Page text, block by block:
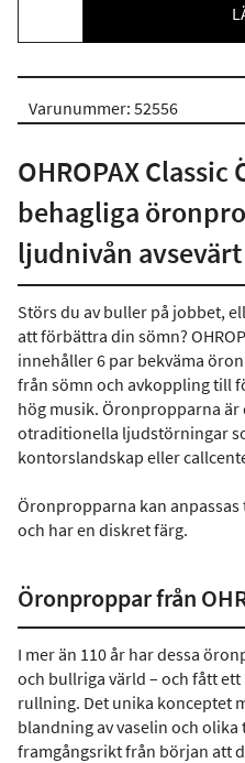
Varunummer: 52556
OHROPAX
behagliga
ljudnivån avsevärt
Störs du av buller på jobbet,
att förbättra din sömn?
innehåller 6 par bekväma
från sömn och avkoppling till
hög musik. Öronpropparna
otraditionella ljudstörningar
kontorslandskap eller
Öronpropparna kan
och har en diskret färg.
Öronproppar från
I mer än 110 år har dessa
och bullriga värld – och fått ett
rullning. Det unika konceptet
blandning av vaselin och olika
framgångsrikt från början att